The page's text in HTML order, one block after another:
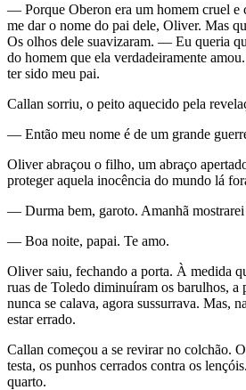
— Porque Oberon era um homem cruel e
me dar o nome do pai dele, Oliver. Mas
Os olhos dele suavizaram. — Eu queria
do homem que ela verdadeiramente
ter sido meu pai.
Callan sorriu, o peito aquecido pela
— Então meu nome é de um grande
Oliver abraçou o filho, um abraço
proteger aquela inocência do mundo lá
— Durma bem, garoto. Amanhã mostrarei
— Boa noite, papai. Te amo.
Oliver saiu, fechando a porta. À medida
ruas de Toledo diminuíram os barulhos, a
nunca se calava, agora sussurrava. Mas,
estar errado.
Callan começou a se revirar no colchão.
testa, os punhos cerrados contra os
quarto.